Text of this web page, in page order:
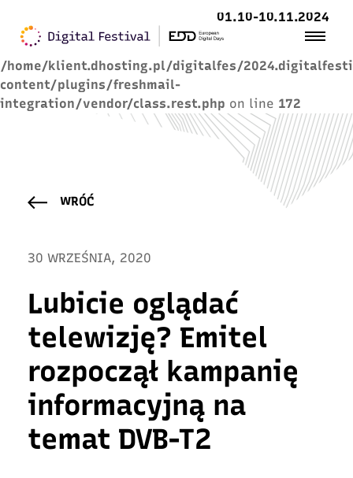
Warning : Trying to access array offset on value of
type null in
/home/klient.dhosting.pl/digitalfes/
content/plugins/freshmail-
integration/vendor/class.rest.php on line 172
01.10-10.11.2024
WRÓĆ
30 WRZEŚNIA, 2020
Lubicie oglądać
telewizję? Emitel
rozpoczął kampanię
informacyjną na
temat DVB-T2